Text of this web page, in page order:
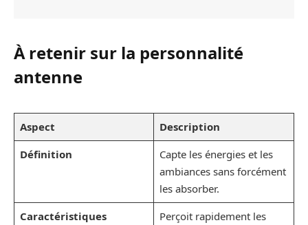
À retenir sur la personnalité
antenne
Aspect
Description
Définition
Capte les énergies et les
ambiances sans forcément
les absorber.
Caractéristiques
Perçoit rapidement les